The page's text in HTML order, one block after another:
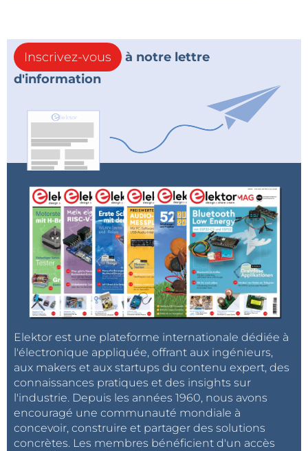
Inscrivez-vous
à notre lettre
d'information
Elektor est une plateforme internationale dédiée à
l'électronique appliquée, offrant aux ingénieurs,
aux makers et aux startups du contenu expert, des
connaissances pratiques et des insights sur
l'industrie. Depuis les années 1960, nous avons
encouragé une communauté mondiale à
concevoir, construire et partager des solutions
concrètes. Les membres bénéficient d'un accès